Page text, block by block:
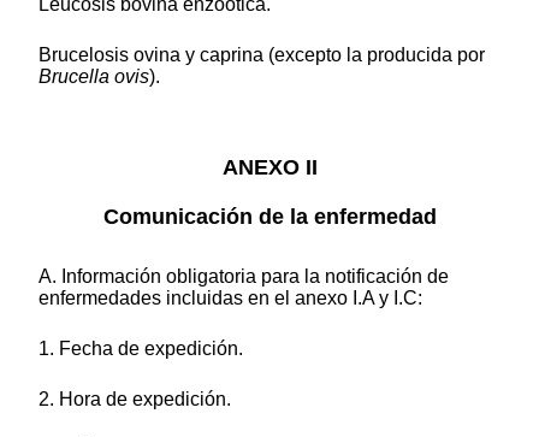
Brucelosis ovina y caprina (excepto la producida por
Brucella ovis).
ANEXO II
Comunicación de la enfermedad
A. Información obligatoria para la notificación de
enfermedades incluidas en el anexo I.A y I.C:
1. Fecha de expedición.
2. Hora de expedición.